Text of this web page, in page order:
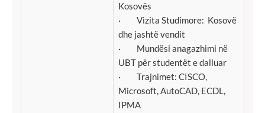
Kosovës
· Vizita Studimore: Kosovë
dhe jashtë vendit
· Mundësi anagazhimi në
UBT për studentët e dalluar
· Trajnimet: CISCO,
Microsoft, AutoCAD, ECDL,
IPMA